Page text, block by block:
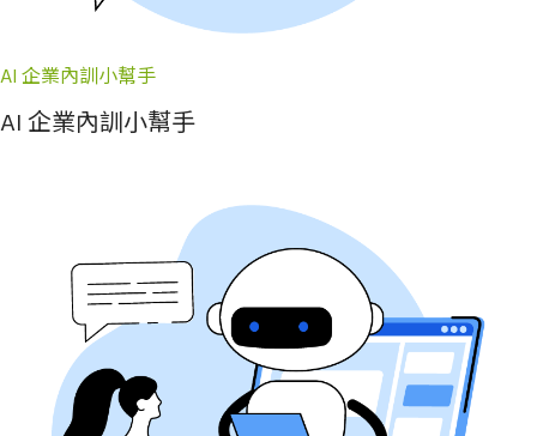
AI 企業內訓小幫手
AI 企業內訓小幫手